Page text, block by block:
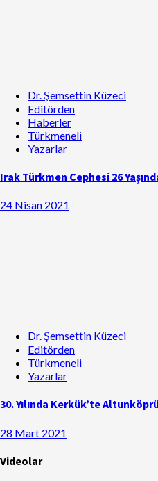
Dr. Şemsettin Küzeci
Editörden
Haberler
Türkmeneli
Yazarlar
Irak Türkmen Cephesi 26
24 Nisan 2021
Dr. Şemsettin Küzeci
Editörden
Türkmeneli
Yazarlar
30. Yılında Kerkük’te
28 Mart 2021
Videolar